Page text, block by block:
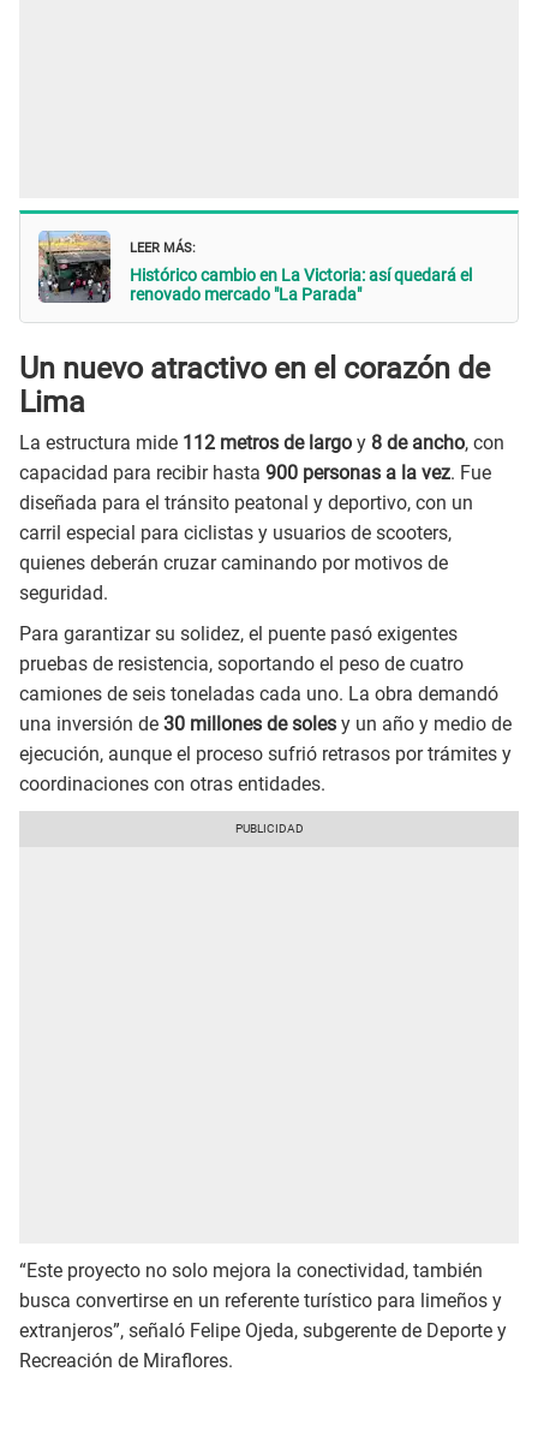
LEER MÁS:
Histórico cambio en La Victoria: así quedará el
renovado mercado "La Parada"
Un nuevo atractivo en el corazón de
Lima
La estructura mide 112 metros de largo y 8 de ancho, con
capacidad para recibir hasta 900 personas a la vez. Fue
diseñada para el tránsito peatonal y deportivo, con un
carril especial para ciclistas y usuarios de scooters,
quienes deberán cruzar caminando por motivos de
seguridad.
Para garantizar su solidez, el puente pasó exigentes
pruebas de resistencia, soportando el peso de cuatro
camiones de seis toneladas cada uno. La obra demandó
una inversión de 30 millones de soles y un año y medio de
ejecución, aunque el proceso sufrió retrasos por trámites y
coordinaciones con otras entidades.
“Este proyecto no solo mejora la conectividad, también
busca convertirse en un referente turístico para limeños y
extranjeros”, señaló Felipe Ojeda, subgerente de Deporte y
Recreación de Miraflores.